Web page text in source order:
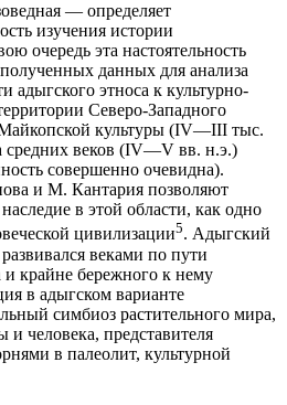
— определяет
изучения истории
очередь эта настоятельность
данных для анализа
адыгского этноса к культурно-
Северо-Западного
культуры (IV—III тыс.
средних веков (IV—V вв. н.э.)
совершенно очевидна).
и М. Кантария позволяют
в этой области, как одно
цивилизации5. Адыгский
веками по пути
крайне бережного к нему
в адыгском варианте
симбиоз растительного мира,
человека, представителя
в палеолит, культурной